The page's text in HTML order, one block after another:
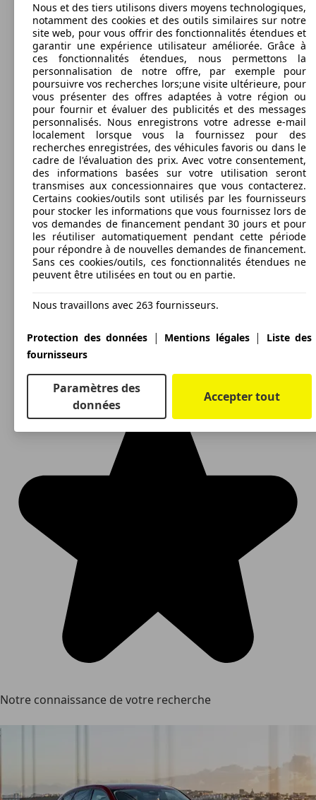
Notre connaissance de votre recherche
Nous et des tiers utilisons divers moyens technologiques,
notamment des cookies et des outils similaires sur notre
site web, pour vous offrir des fonctionnalités étendues et
garantir une expérience utilisateur améliorée. Grâce à
ces fonctionnalités étendues, nous permettons la
personnalisation de notre offre, par exemple pour
poursuivre vos recherches lors;une visite ultérieure, pour
vous présenter des offres adaptées à votre région ou
pour fournir et évaluer des publicités et des messages
personnalisés. Nous enregistrons votre adresse e-mail
localement lorsque vous la fournissez pour des
recherches enregistrées, des véhicules favoris ou dans le
cadre de l'évaluation des prix. Avec votre consentement,
des informations basées sur votre utilisation seront
transmises aux concessionnaires que vous contacterez.
Certains cookies/outils sont utilisés par les fournisseurs
pour stocker les informations que vous fournissez lors de
vos demandes de financement pendant 30 jours et pour
les réutiliser automatiquement pendant cette période
pour répondre à de nouvelles demandes de financement.
Sans ces cookies/outils, ces fonctionnalités étendues ne
peuvent être utilisées en tout ou en partie.
Nous travaillons avec 263 fournisseurs.
Protection des données | Mentions légales|
Liste des
fournisseurs
Paramètres des
données
Accepter tout